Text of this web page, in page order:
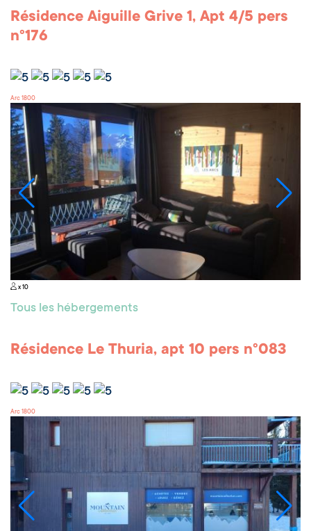
Résidence Aiguille Grive 1, Apt 4/5 pers
n°176
Arc 1800
x 10
Tous les hébergements
Résidence Le Thuria, apt 10 pers n°083
Arc 1800